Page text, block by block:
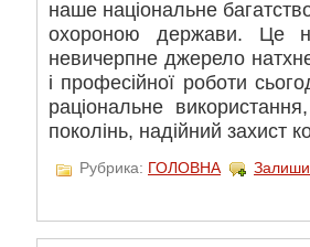
наше національне
охороною держави. Це
невичерпне джерело
і професійної роботи
раціональне
поколінь, надійний захист
Рубрика: ГОЛОВНА